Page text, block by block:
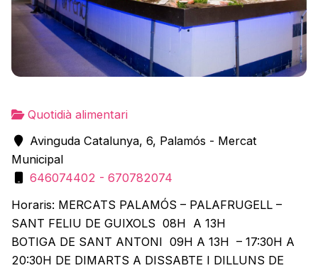
Quotidià alimentari
Avinguda Catalunya, 6, Palamós - Mercat
Municipal
646074402 - 670782074
Horaris: MERCATS PALAMÓS – PALAFRUGELL –
SANT FELIU DE GUIXOLS 08H A 13H
BOTIGA DE SANT ANTONI 09H A 13H – 17:30H A
20:30H DE DIMARTS A DISSABTE I DILLUNS DE